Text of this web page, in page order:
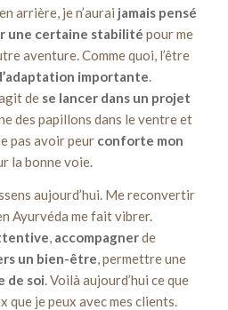
arrière, je n’aurai jamais pensé
une certaine stabilité pour me
aventure. Comme quoi, l’être
importante.
de se lancer dans un projet
des papillons dans le ventre et
pas avoir peur conforte mon
la bonne voie.
aujourd’hui. Me reconvertir
Ayurvéda me fait vibrer.
accompagnerde
un bien-être , permettre une
de soi . Voilà aujourd’hui ce que
que je peux avec mes clients.